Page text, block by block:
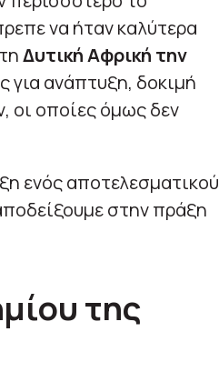
να ήταν καλύτερα
Δυτική Αφρική την
για ανάπτυξη, δοκιμή
οι οποίες όμως δεν
ενός αποτελεσματικού
στην πράξη
της